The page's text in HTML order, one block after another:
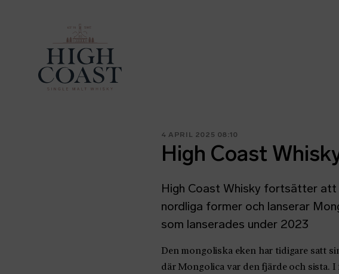
4 APRIL 2025 08:10
High Coast
High Coast Whisky fortsätter att
nordliga former och lanserar
som lanserades under 2023
Den mongoliska eken har tidigare satt
där Mongolica var den fjärde och sista.